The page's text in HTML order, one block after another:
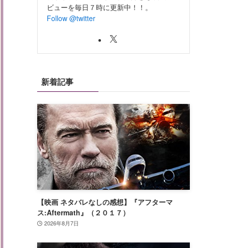
ビューを毎日７時に更新中！！。
Follow @twitter
新着記事
【映画 ネタバレなしの感想】『アフターマ
ス:Aftermath』（２０１７）
2026年8月7日